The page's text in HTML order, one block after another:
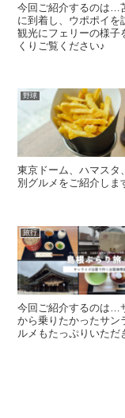
今回ご紹介するのは…
に到着し、ウポポイを
観光にフェリーの様子
くりご覧ください♪
野球
東京ドーム、ハマスタ
別グルメをご紹介しま
旅行
今回ご紹介するのは…
から乗りたかったサン
ルメもたっぷりいただ